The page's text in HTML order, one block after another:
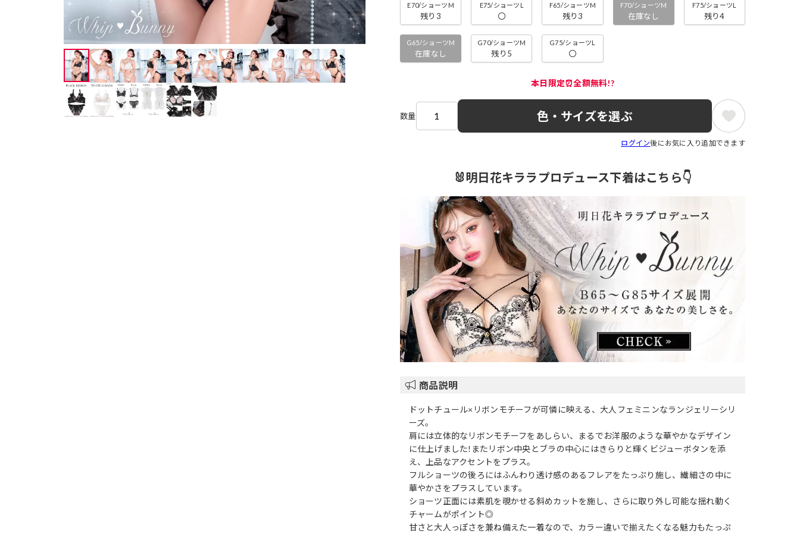
E70/ショーツM
残り3
E75/ショーツL
〇
F65/ショーツM
残り3
F70/ショーツM
在庫なし
F75/ショーツL
残り4
G65/ショーツM
在庫なし
G70/ショーツM
残り5
G75/ショーツL
〇
本日限定⏰全額無料!?
数量 色・サイズを選ぶ
ログイン後にお気に入り追加できます
🐰明日花キララプロデュース下着はこちら👇
商品説明
ドットチュール×リボンモチーフが可憐に映える、大人フェミニンなランジェリーシリ
ーズ。
肩には立体的なリボンモチーフをあしらい、まるでお洋服のような華やかなデザイン
に仕上げました!またリボン中央とブラの中心にはきらりと輝くビジューボタンを添
え、上品なアクセントをプラス。
フルショーツの後ろにはふんわり透け感のあるフレアをたっぷり施し、繊細さの中に
華やかさをプラスしています。
ショーツ正面には素肌を覗かせる斜めカットを施し、さらに取り外し可能な揺れ動く
チャームがポイント◎
甘さと大人っぽさを兼ね備えた一着なので、カラー違いで揃えたくなる魅力もたっぷ